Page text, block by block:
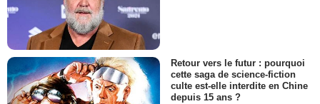
Retour vers le futur : pourquoi
cette saga de science-fiction
culte est-elle interdite en Chine
depuis 15 ans ?